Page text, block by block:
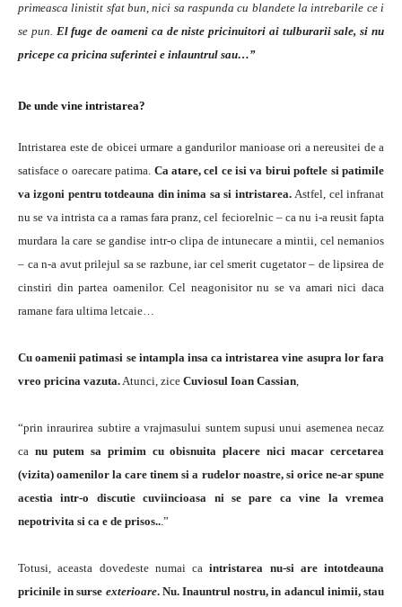
primeasca linistit sfat bun, nici sa raspunda cu blandete la intrebarile ce i
se pun. El fuge de oameni ca de niste pricinuitori ai tulburarii sale, si nu
pricepe ca pricina suferintei e inlauntrul sau…”
De unde vine intristarea?
Intristarea este de obicei urmare a gandurilor manioase ori a nereusitei de a
satisface o oarecare patima. Ca atare, cel ce isi va birui poftele si patimile
va izgoni pentru totdeauna din inima sa si intristarea.Astfel, cel infranat
nu se va intrista ca a ramas fara pranz, cel feciorelnic – ca nu i-a reusit fapta
murdara la care se gandise intr-o clipa de intunecare a mintii, cel nemanios
– ca n-a avut prilejul sa se razbune, iar cel smerit cugetator – de lipsirea de
cinstiri din partea oamenilor. Cel neagonisitor nu se va amari nici daca
ramane fara ultima letcaie…
Cu oamenii patimasi se intampla insa ca intristarea vine asupra lor fara
vreo pricina vazuta.Atunci, zice Cuviosul Ioan Cassian,
“prin inraurirea subtire a vrajmasului suntem supusi unui asemenea necaz
ca nu putem sa primim cu obisnuita placere nici macar cercetarea
(vizita) oamenilor la care tinem si a rudelor noastre, si orice ne-ar spune
acestia intr-o discutie cuviincioasa ni se pare ca vine la vremea
nepotrivita si ca e de prisos...”
Totusi, aceasta dovedeste numai ca intristarea nu-si are intotdeauna
pricinile in surse exterioare. Nu. Inauntrul nostru, in adancul inimii, stau